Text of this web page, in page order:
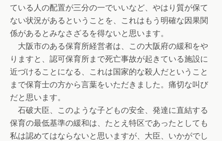
ている人の配置が三分の一でいいなど、やはり質が保て
ない状況があるということを、これはもう明確な因果関
係があるとみなさざるを得ないと思います。
大阪市のある保育所経営者は、この大阪府の緩和をや
りますと、認可保育所まで死亡事故が起きている施設に
近づけることになる、これは国家的な殺人だということ
まで保育士の方から言葉をいただきました。痛切な叫び
だと思います。
石破大臣、このような子どもの安全、発達に直結する
保育の最低基準の緩和は、たとえ特区であったとしても
私は認めてはならないと思いますが、大臣、いかがでし